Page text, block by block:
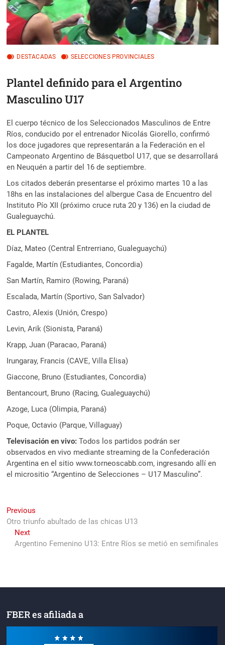
DESTACADAS SELECCIONES PROVINCIALES
Plantel definido para el Argentino
Masculino U17
El cuerpo técnico de los Seleccionados Masculinos de Entre
Ríos, conducido por el entrenador Nicolás Giorello, confirmó
los doce jugadores que representarán a la Federación en el
Campeonato Argentino de Básquetbol U17, que se desarrollará
en Neuquén a partir del 16 de septiembre.
Los citados deberán presentarse el próximo martes 10 a las
18hs en las instalaciones del albergue Casa de Encuentro del
Instituto Pío XII (próximo cruce ruta 20 y 136) en la ciudad de
Gualeguaychú.
EL PLANTEL
Díaz, Mateo (Central Entrerriano, Gualeguaychú)
Fagalde, Martín (Estudiantes, Concordia)
San Martín, Ramiro (Rowing, Paraná)
Escalada, Martín (Sportivo, San Salvador)
Castro, Alexis (Unión, Crespo)
Levin, Arik (Sionista, Paraná)
Krapp, Juan (Paracao, Paraná)
Irungaray, Francis (CAVE, Villa Elisa)
Giaccone, Bruno (Estudiantes, Concordia)
Bentancourt, Bruno (Racing, Gualeguaychú)
Azoge, Luca (Olimpia, Paraná)
Poque, Octavio (Parque, Villaguay)
Televisación en vivo: Todos los partidos podrán ser
observados en vivo mediante streaming de la Confederación
Argentina en el sitio www.torneoscabb.com, ingresando allí en
el micrositio “Argentino de Selecciones – U17 Masculino”.
Navegación
de
entradas
Previous
post:
Otro triunfo abultado de las chicas U13
NextNext
post:
Argentino Femenino U13: Entre Ríos se metió en semifinales
FBER es afiliada a